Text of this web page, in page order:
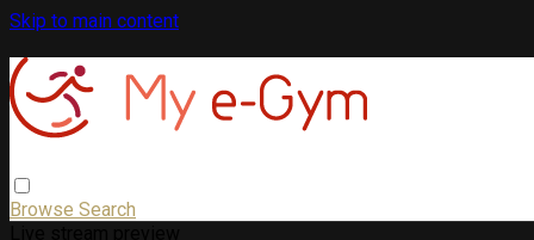
Skip to main content
Browse Search